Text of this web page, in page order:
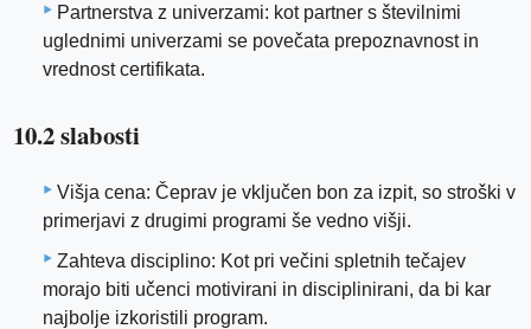
Partnerstva z univerzami: kot partner s številnimi
uglednimi univerzami se povečata prepoznavnost in
vrednost certifikata.
10.2 slabosti
Višja cena: Čeprav je vključen bon za izpit, so stroški v
primerjavi z drugimi programi še vedno višji.
Zahteva disciplino: Kot pri večini spletnih tečajev
morajo biti učenci motivirani in disciplinirani, da bi kar
najbolje izkoristili program.